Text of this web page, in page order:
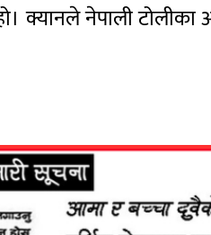
क्यानले नेपाली